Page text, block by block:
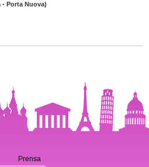
- Porta Nuova)
Prensa